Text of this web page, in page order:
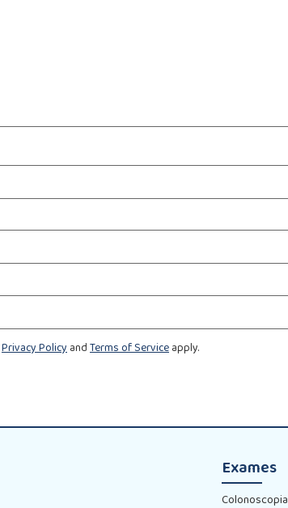
Privacy PolicyandTerms of Serviceapply.
Exames
Colonoscopia